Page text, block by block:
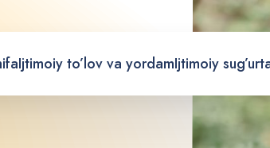
Ijtimoiy to’lov va yordamIjtimoiy